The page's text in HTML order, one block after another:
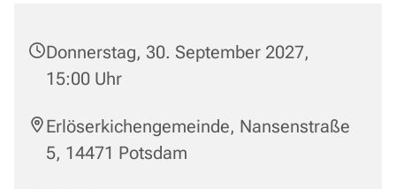
Donnerstag, 30. September 2027,
15:00 Uhr
Erlöserkichengemeinde, Nansenstraße
5, 14471 Potsdam